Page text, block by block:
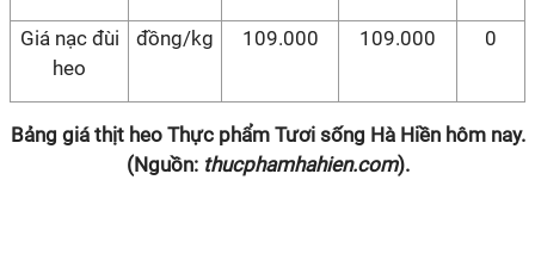
Giá nạc đùi
heo
đồng/kg 109.000 109.000 0
Bảng giá thịt heo Thực phẩm Tươi sống Hà Hiền hôm nay.
(Nguồn: thucphamhahien.com).